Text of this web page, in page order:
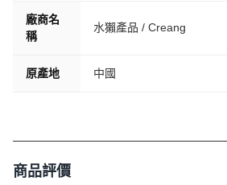
廠商名
稱
水獺產品 / Creang
原產地 中國
商品評價